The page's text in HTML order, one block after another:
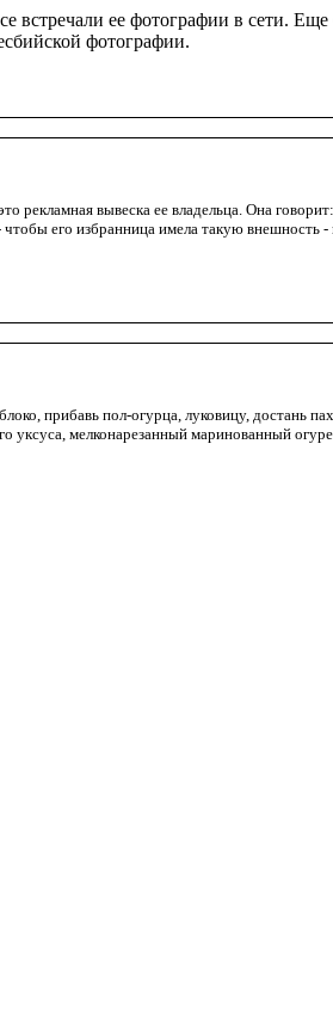
встречали ее фотографии в сети.
фотографии.
рекламная вывеска ее владельца. Она
его избранница имела такую внешность
прибавь пол-огурца, луковицу, достань
уксуса, мелконарезанный маринованный